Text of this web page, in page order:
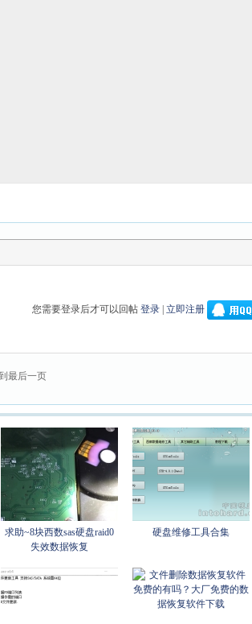
您需要登录后才可以回帖 登录| 立即注册
最后一页
求助~8块西数sas硬盘raid0
失效数据恢复
硬盘维修工具合集